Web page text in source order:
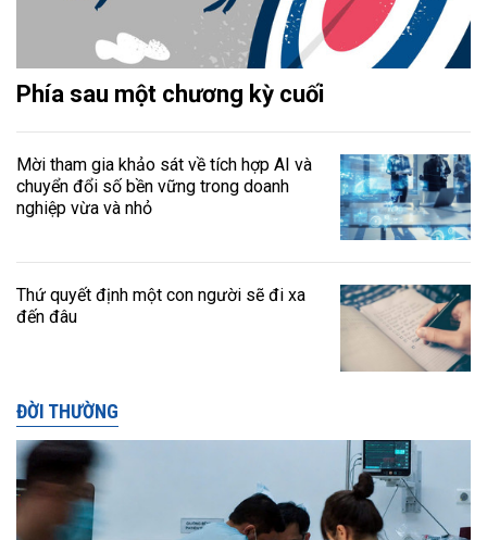
Phía sau một chương kỳ cuối
Mời tham gia khảo sát về tích hợp AI và
chuyển đổi số bền vững trong doanh
nghiệp vừa và nhỏ
Thứ quyết định một con người sẽ đi xa
đến đâu
ĐỜI THƯỜNG